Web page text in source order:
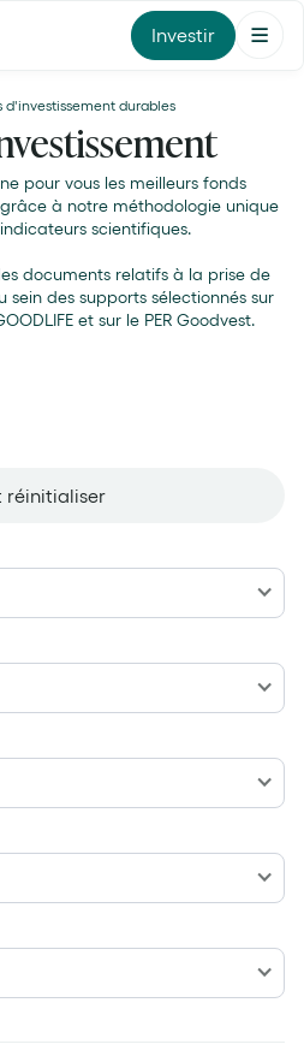
Investir
d'investissement durables
pour vous les meilleurs fonds
à notre méthodologie unique
scientifiques.
documents relatifs à la prise de
des supports sélectionnés sur
et sur le PER Goodvest.
réinitialiser